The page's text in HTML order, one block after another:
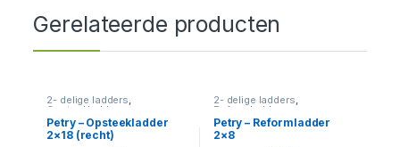
Gerelateerde producten
2- delige ladders,
Opsteekladders
Petry – Opsteekladder
2×18 (recht)
2- delige ladders,
Reformladders
Petry – Reformladder
2×8